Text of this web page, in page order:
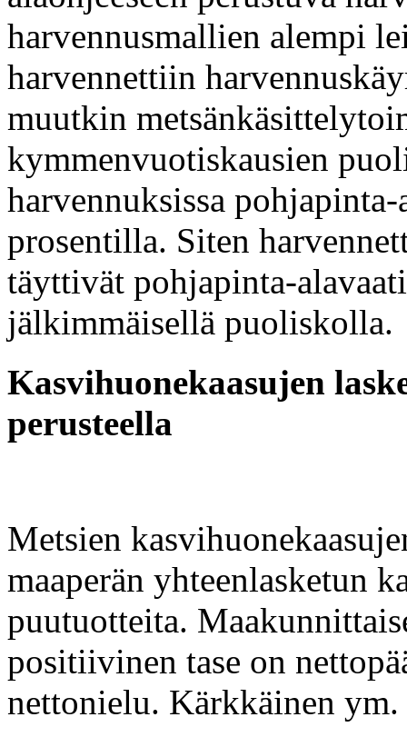
harvennusmallien alempi
harvennettiin
muutkin
kymmenvuotiskausien
harvennuksissa
prosentilla. Siten
täyttivät pohjapinta-
jälkimmäisellä puoliskolla.
Kasvihuonekaasujen
perusteella
Metsien
maaperän yhteenlasketun
puutuotteita.
positiivinen tase on
nettonielu. Kärkkäinen